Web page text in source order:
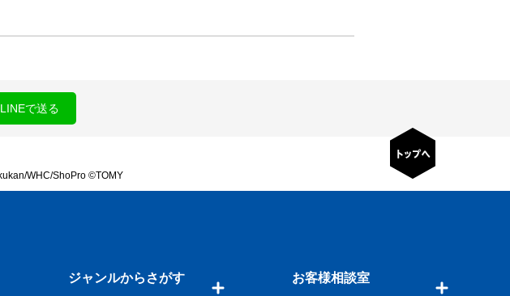
LINEで送る
WHC/ShoPro ©TOMY
ジャンルからさがす お客様相談室